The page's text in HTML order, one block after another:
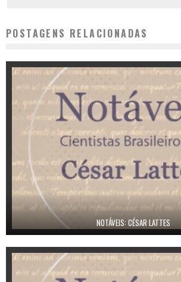
POSTAGENS RELACIONADAS
NOTÁVEIS: CÉSAR LATTES